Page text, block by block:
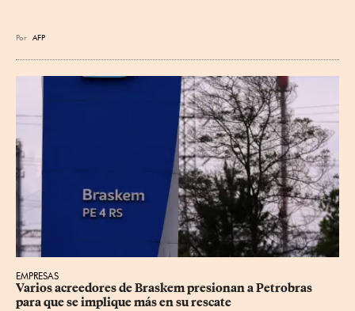
Por AFP
EMPRESAS
Varios acreedores de Braskem presionan a Petrobras
para que se implique más en su rescate